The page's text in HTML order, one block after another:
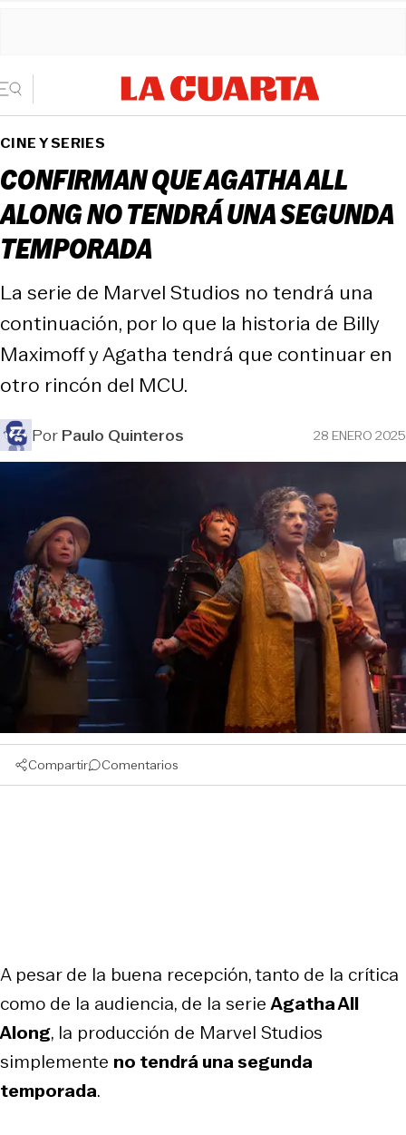
CINE Y SERIES
CONFIRMAN QUE AGATHA ALL
ALONG NO TENDRÁ UNA SEGUNDA
TEMPORADA
La serie de Marvel Studios no tendrá una
continuación, por lo que la historia de Billy
Maximoff y Agatha tendrá que continuar en
otro rincón del MCU.
PorPaulo Quinteros 28 ENERO 2025
Compartir Comentarios
A pesar de la buena recepción, tanto de la crítica
como de la audiencia, de la serieAgatha All
Along, la producción de Marvel Studios
simplemente no tendrá una segunda
temporada.